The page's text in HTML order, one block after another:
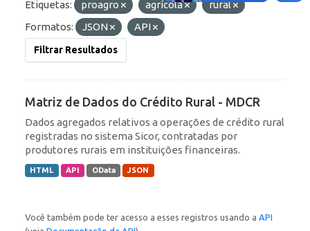
Etiquetas: proagro agrícola
rural
Formatos:
JSON API
Filtrar Resultados
Matriz de Dados do Crédito Rural - MDCR
Dados agregados relativos a operações de crédito rural
registradas no sistema Sicor, contratadas por
produtores rurais em instituições financeiras.
HTML API OData JSON
Você também pode ter acesso a esses registros usando a API